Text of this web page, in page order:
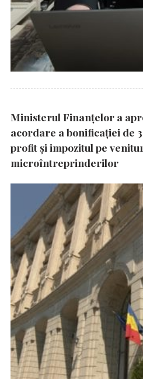
Ministerul Finanțelor a
acordare a bonificației de
profit și impozitul pe
microîntreprinderilor